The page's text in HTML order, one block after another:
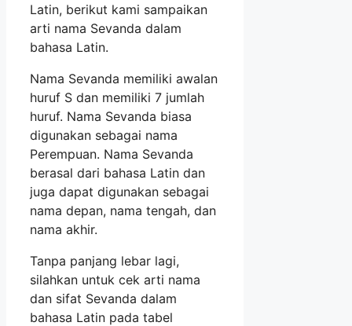
Latin, berikut kami sampaikan
arti nama Sevanda dalam
bahasa Latin.
Nama Sevanda memiliki awalan
huruf S dan memiliki 7 jumlah
huruf. Nama Sevanda biasa
digunakan sebagai nama
Perempuan. Nama Sevanda
berasal dari bahasa Latin dan
juga dapat digunakan sebagai
nama depan, nama tengah, dan
nama akhir.
Tanpa panjang lebar lagi,
silahkan untuk cek arti nama
dan sifat Sevanda dalam
bahasa Latin pada tabel